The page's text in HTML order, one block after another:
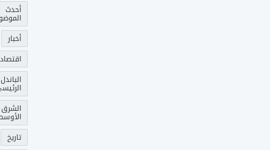
أحدث
أخبار
اقتصاد
الباندل
الشرق
تاريخ